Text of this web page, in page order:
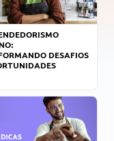
DESAFIOS